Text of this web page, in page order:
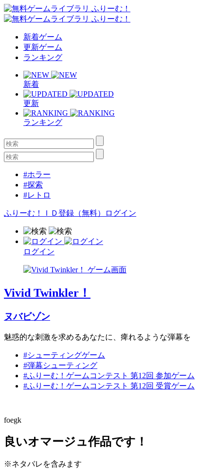
新着ゲーム
更新ゲーム
ランキング
新着
更新
ランキング
#ホラー
#探索
#レトロ
ふりーむ！ＩＤ登録（無料） ログイン
ログイン
Vivid Twinkler！
ヌバビゾン
魅惑的な刺激を求めるあなたに、痺れるような弾幕を
#シューティングゲーム
#弾幕シューティング
#ふりーむ！ゲームコンテスト 第12回 参加ゲーム
#ふりーむ！ゲームコンテスト 第12回 受賞ゲーム
foegk
良いオマージュ作品です！
※ネタバレを含みます